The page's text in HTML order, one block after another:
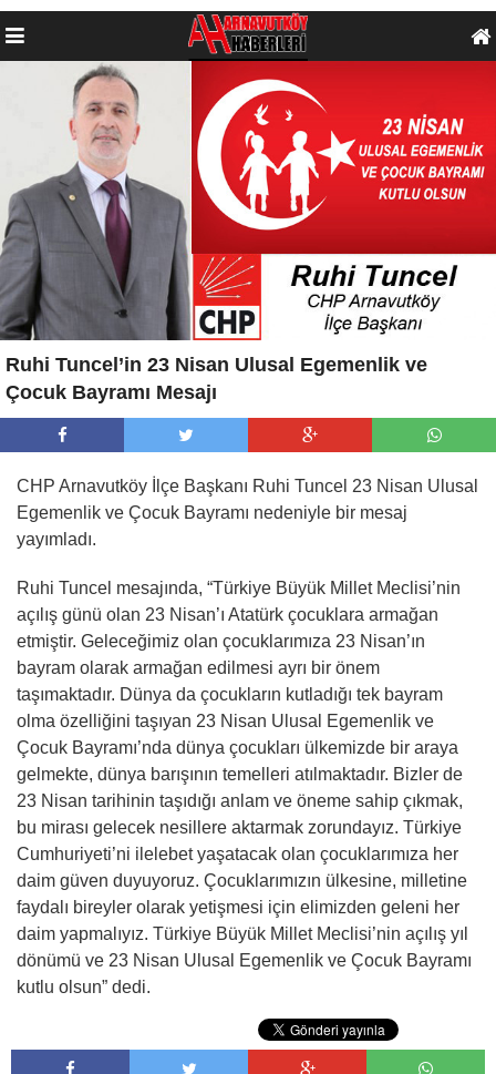
Ruhi Tuncel’in 23 Nisan Ulusal Egemenlik ve
Çocuk Bayramı Mesajı
CHP Arnavutköy İlçe Başkanı Ruhi Tuncel 23 Nisan Ulusal
Egemenlik ve Çocuk Bayramı nedeniyle bir mesaj
yayımladı.
Ruhi Tuncel mesajında, “Türkiye Büyük Millet Meclisi’nin
açılış günü olan 23 Nisan’ı Atatürk çocuklara armağan
etmiştir. Geleceğimiz olan çocuklarımıza 23 Nisan’ın
bayram olarak armağan edilmesi ayrı bir önem
taşımaktadır. Dünya da çocukların kutladığı tek bayram
olma özelliğini taşıyan 23 Nisan Ulusal Egemenlik ve
Çocuk Bayramı’nda dünya çocukları ülkemizde bir araya
gelmekte, dünya barışının temelleri atılmaktadır. Bizler de
23 Nisan tarihinin taşıdığı anlam ve öneme sahip çıkmak,
bu mirası gelecek nesillere aktarmak zorundayız. Türkiye
Cumhuriyeti’ni ilelebet yaşatacak olan çocuklarımıza her
daim güven duyuyoruz. Çocuklarımızın ülkesine, milletine
faydalı bireyler olarak yetişmesi için elimizden geleni her
daim yapmalıyız. Türkiye Büyük Millet Meclisi’nin açılış yıl
dönümü ve 23 Nisan Ulusal Egemenlik ve Çocuk Bayramı
kutlu olsun” dedi.